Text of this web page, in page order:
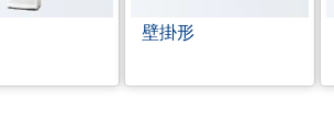
壁掛形